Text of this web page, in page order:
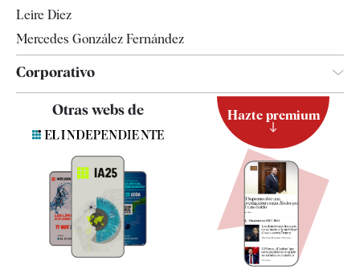
Leire Díez
Mercedes González Fernández
Corporativo
Contacto
Quiénes somos
Especificaciones
Otras webs de Hazte premium